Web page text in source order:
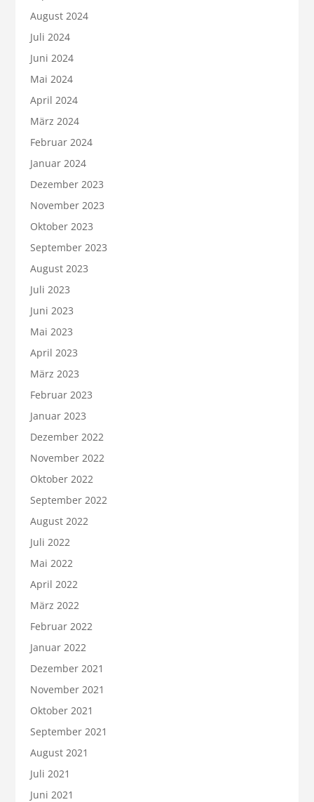
August 2024
Juli 2024
Juni 2024
Mai 2024
April 2024
März 2024
Februar 2024
Januar 2024
Dezember 2023
November 2023
Oktober 2023
September 2023
August 2023
Juli 2023
Juni 2023
Mai 2023
April 2023
März 2023
Februar 2023
Januar 2023
Dezember 2022
November 2022
Oktober 2022
September 2022
August 2022
Juli 2022
Mai 2022
April 2022
März 2022
Februar 2022
Januar 2022
Dezember 2021
November 2021
Oktober 2021
September 2021
August 2021
Juli 2021
Juni 2021